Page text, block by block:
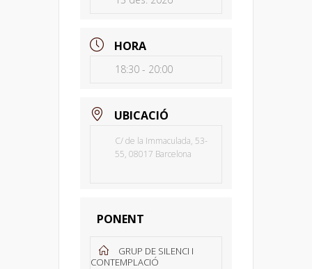
HORA
18:30 - 20:00
UBICACIÓ
C/ de la Immaculada, 53-
55, 08017 Barcelona
PONENT
GRUP DE SILENCI I
CONTEMPLACIÓ